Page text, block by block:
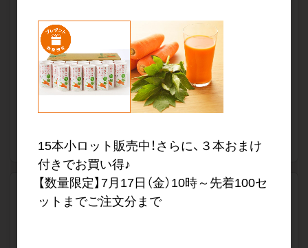
販売価格
（単価 × 入数）
ログインしてください
送料なし
三ツ星ジェラート チョコレート ×24個
15本小ロット販売中！さらに、３本おまけ
付きでお買い得♪
【数量限定】7月17日（金）10時～先着100セ
ットまでご注文分まで